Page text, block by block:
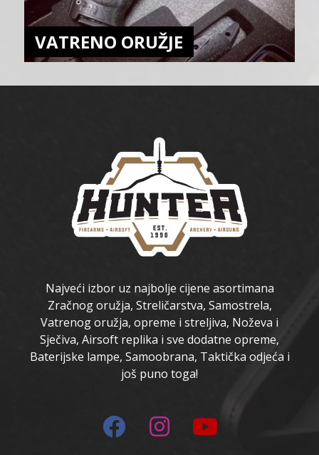
VATRENO ORUŽJE
Najveći izbor uz najbolje cijene asortimana
Zračnog oružja, Streličarstva, Samostrela,
Vatrenog oružja, opreme i streljiva, Noževa i
Sječiva, Airsoft replika i sve dodatne opreme,
Baterijske lampe, Samoobrana, Taktička odjeća i
još puno toga!